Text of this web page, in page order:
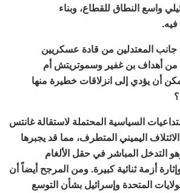
واسع النطاق للقطاع، وبناء
المعتدلين من قادة عسكريين
من أهداف بن غفير وسموتريتش أم
أن يؤدي إلى انزلاقات خطيرة منها
السياسية المحتملة لاستقالة غانتس
اليميني المتطرف، مما قد يجبرها
التدخل المباشر في حقل الألغام
أزمة ثنائية كبيرة. ومن المرجح أيضاً أن
المتحدة وإسرائيل بشأن التوسع